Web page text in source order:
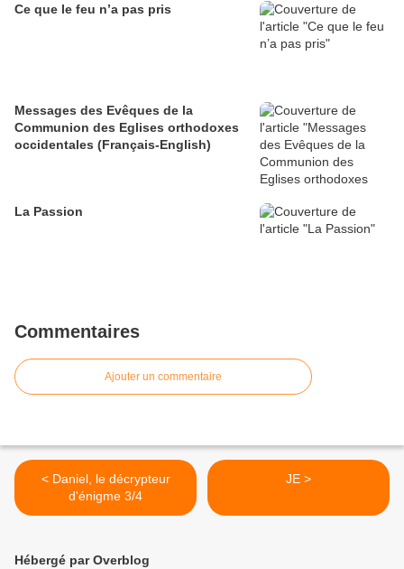
Ce que le feu n’a pas pris
Messages des Evêques de la
Communion des Eglises orthodoxes
occidentales (Français-English)
La Passion
Commentaires
Ajouter un commentaire
< Daniel, le décrypteur
d'énigme 3/4
JE >
Hébergé par Overblog